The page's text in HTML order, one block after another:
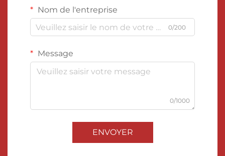
Nom de l'entreprise
0/200
Message
0/1000
ENVOYER